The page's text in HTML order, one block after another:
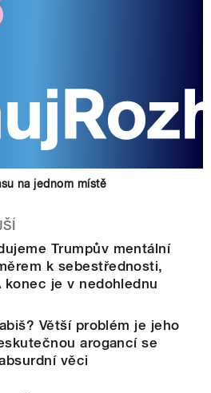
na jednom místě
Trumpův mentální
k sebestřednosti,
konec je v nedohlednu
Větší problém je jeho
arogancí se
věci